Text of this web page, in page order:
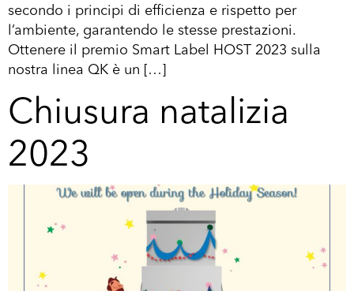
secondo i principi di efficienza e rispetto per
l’ambiente, garantendo le stesse prestazioni.
Ottenere il premio Smart Label HOST 2023 sulla
nostra linea QK è un […]
Chiusura natalizia
2023